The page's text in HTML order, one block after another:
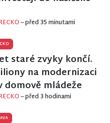
– před 35 minutami
staré zvyky končí.
na modernizaci
domově mládeže
– před 3 hodinami